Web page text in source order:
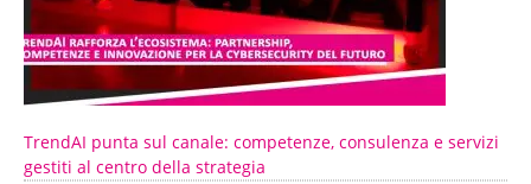
TrendAI punta sul canale: competenze, consulenza e servizi
gestiti al centro della strategia